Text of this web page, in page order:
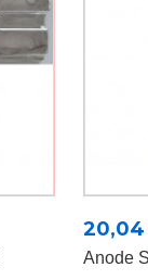
Prix
Anode